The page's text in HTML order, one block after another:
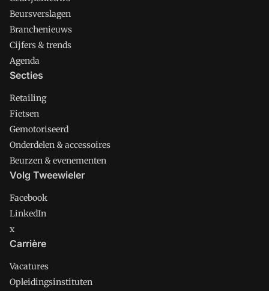
Beursverslagen
Branchenieuws
Cijfers & trends
Agenda
Secties
Retailing
Fietsen
Gemotoriseerd
Onderdelen & accessoires
Beurzen & evenementen
Volg Tweewieler
Facebook
LinkedIn
x
Carrière
Vacatures
Opleidingsinstituten